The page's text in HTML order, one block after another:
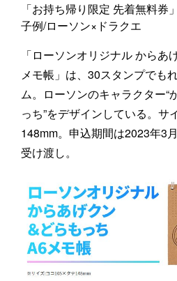
「お持ち帰り限定 先着無料
子例/ローソン×ドラクエ
「ローソンオリジナル からあ
メモ帳」は、30スタンプでも
ム。ローソンのキャラクター“
っち”をデザインしている。サ
148mm。申込期間は2023年3
受け渡し。